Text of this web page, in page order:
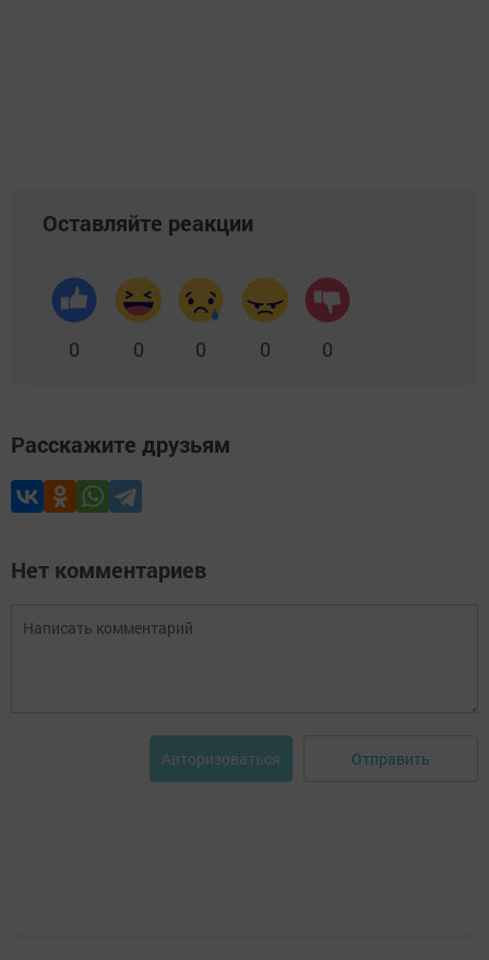
Оставляйте реакции
0 0 0 0 0
Расскажите друзьям
Нет комментариев
Авторизоваться Отправить